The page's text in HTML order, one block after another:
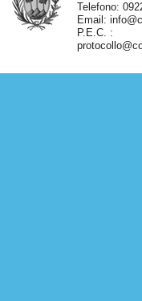
Telefono:
Email:
P.E.C. :